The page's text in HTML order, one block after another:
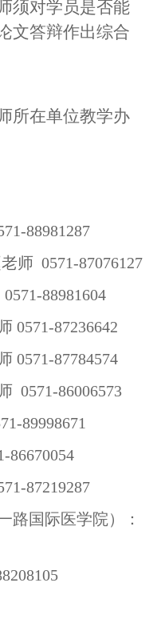
须对学 员是否能
文答辩作出综合
所在单位教学办
88981287
师 0571-87076127
0571-88981604
0571-87236642
0571-87784574
0571-86006573
89998671
86670054
87219287
路国际医学院）：